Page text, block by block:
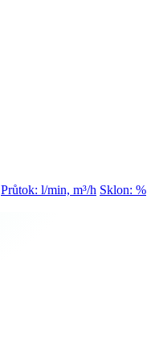
Průtok: l/min, m³/h Sklon: %